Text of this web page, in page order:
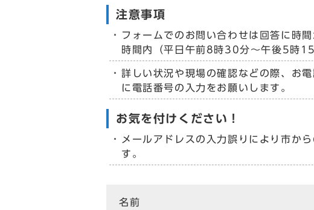
注意事項
フォームでのお問い合わせは回答に時
時間内（平日午前8時30分～午後5時
詳しい状況や現場の確認などの際、お
に電話番号の入力をお願いします。
お気を付けください！
メールアドレスの入力誤りにより市か
す。
名前